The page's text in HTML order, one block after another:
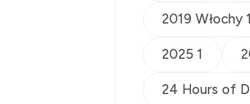
2019 Włochy 1
2025 1
24 Hours of